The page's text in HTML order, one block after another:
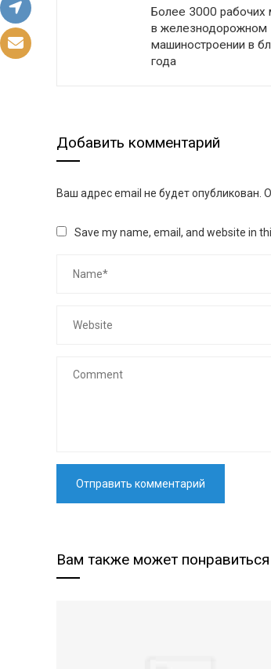
Более 3000 рабочих
в железнодорожном
машиностроении в
года
Добавить комментарий
Ваш адрес email не будет опубликован.
Save my name, email, and website in
Вам также может понравиться